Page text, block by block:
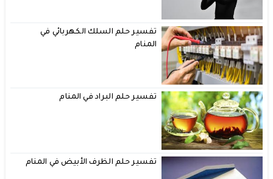
تفسير حلم السلك الكهربائي في
المنام
تفسير حلم البراد في المنام
تفسير حلم الظرف الأبيض في المنام